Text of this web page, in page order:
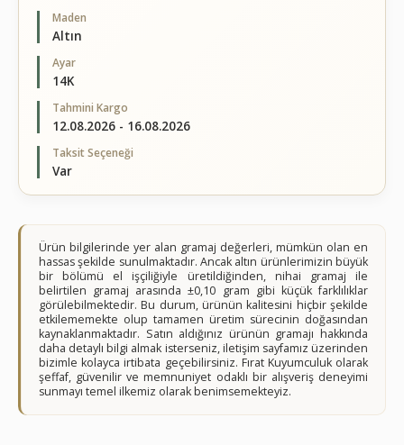
Maden
Altın
Ayar
14K
Tahmini Kargo
12.08.2026 - 16.08.2026
Taksit Seçeneği
Var
Ürün bilgilerinde yer alan gramaj değerleri, mümkün olan en
hassas şekilde sunulmaktadır. Ancak altın ürünlerimizin büyük
bir bölümü el işçiliğiyle üretildiğinden, nihai gramaj ile
belirtilen gramaj arasında ±0,10 gram gibi küçük farklılıklar
görülebilmektedir. Bu durum, ürünün kalitesini hiçbir şekilde
etkilememekte olup tamamen üretim sürecinin doğasından
kaynaklanmaktadır. Satın aldığınız ürünün gramajı hakkında
daha detaylı bilgi almak isterseniz, iletişim sayfamız üzerinden
bizimle kolayca irtibata geçebilirsiniz. Fırat Kuyumculuk olarak
şeffaf, güvenilir ve memnuniyet odaklı bir alışveriş deneyimi
sunmayı temel ilkemiz olarak benimsemekteyiz.